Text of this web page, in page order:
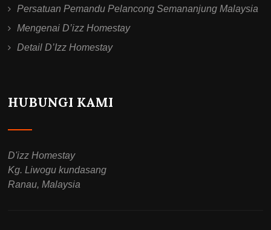
Persatuan Pemandu Pelancong Semananjung Malaysia
Mengenai D’izz Homestay
Detail D’Izz Homestay
HUBUNGI KAMI
D'izz Homestay
Kg. Liwogu kundasang
Ranau, Malaysia